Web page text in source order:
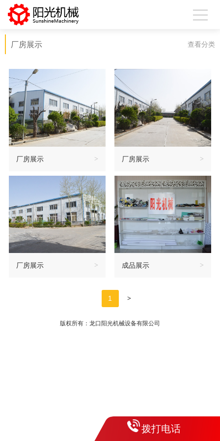
厂房展示 查看分类
厂房展示 > 厂房展示 >
厂房展示 > 成品展示 >
1 >
版权所有：龙口阳光机械设备有限公司
拨打电话